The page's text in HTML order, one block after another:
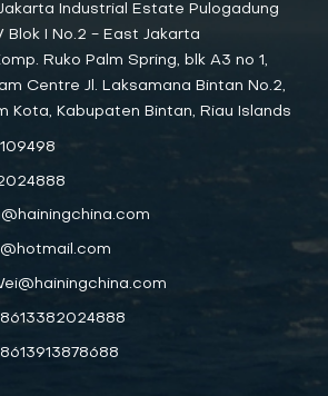
Industrial Estate Pulogadung
Blok I No.2 - East Jakarta
Ruko Palm Spring, blk A3 no 1,
Centre Jl. Laksamana Bintan No.2,
Kota, Kabupaten Bintan, Riau Islands